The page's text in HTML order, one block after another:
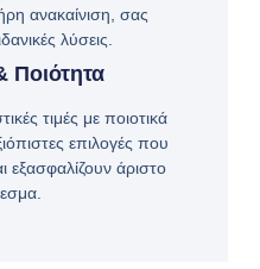
ανακαίνιση, σας
λύσεις.
Ποιότητα
τιμές με ποιοτικά
επιλογές που
εξασφαλίζουν άριστο